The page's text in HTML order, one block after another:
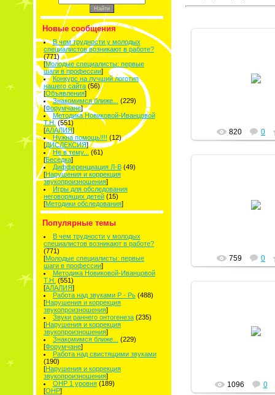
Новые сообщения
В чем трудности у молодых
специалистов возникают в работе?
(771)
[Молодые специалисты: первые
шаги в профессии]
Конкурс на лучший логотип
нашего сайта (56)
[Объявления]
Знакомимся ближе...
(229)
[Форумчане]
Методика Новиковой-Иванцовой
Т.Н. (551)
[АЛАЛИЯ]
Нужна помощь!!!! (12)
[ДИСЛЕКСИЯ]
Не в тему...
(61)
[Беседка]
Дифференциация Л-В (49)
[Нарушения и коррекция
звукопроизношения]
Игры для обследования
неговорящих детей (15)
[Методики обследования]
Популярные темы
В чем трудности у молодых
специалистов возникают в работе?
(771)
[Молодые специалисты: первые
шаги в профессии]
Методика Новиковой-Иванцовой
Т.Н. (551)
[АЛАЛИЯ]
Работа над звуками Р - Рь (488)
[Нарушения и коррекция
звукопроизношения]
Звуки раннего онтогенеза (235)
[Нарушения и коррекция
звукопроизношения]
Знакомимся ближе...
(229)
[Форумчане]
Работа над свистящими звуками
(190)
[Нарушения и коррекция
звукопроизношения]
ОНР 1 уровня (189)
[ОНР]
820 0
759 0
1096 0